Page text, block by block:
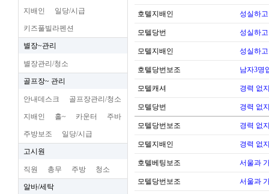
지배인 일당/시급
키즈풀빌라펜션
별장~관리
별장관리/청소
골프장~ 관리
안내데스크 골프장관리/청소
지배인 홀~ 카운터 주바
주방보조 일당/시급
고시원
직원 총무 주방 청소
알바/세탁
호텔지배인 성실하
모텔당번 성실하
모텔지배인 성실하
호텔당번보조 남자3명
모텔캐셔 경력 없
모텔당번 경력 없
모텔당번보조 경력 없
모텔지배인 경력 없
호텔베팅보조 서울과
모텔당번보조 서울과